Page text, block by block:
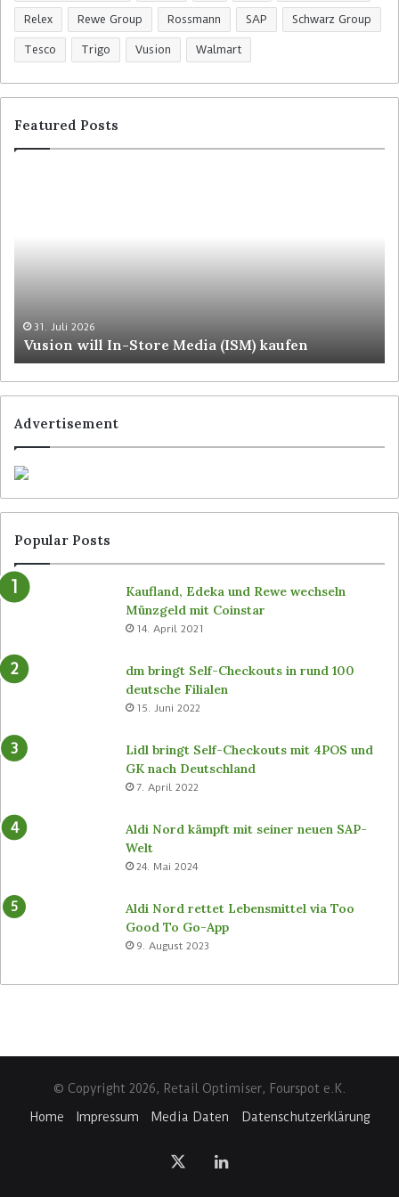
DieRetail Optimiser-Bildergaleriezeigt Lidls neue
Plattform-Strategie für den Self-Checkout in der
Filiale in Bietigheim-Bissingen. (Alle Bilder: Retail
Optimiser / Björn Weber)
Relex Rewe Group Rossmann SAP Schwarz Group
Tesco Trigo Vusion Walmart
Featured Posts
31. Juli 2026
Vusion will In-Store Media (ISM) kaufen
Advertisement
Popular Posts
Kaufland, Edeka und Rewe wechseln
Münzgeld mit Coinstar
14. April 2021
dm bringt Self-Checkouts in rund 100
deutsche Filialen
15. Juni 2022
Lidl bringt Self-Checkouts mit 4POS und
GK nach Deutschland
7. April 2022
Aldi Nord kämpft mit seiner neuen SAP-
Welt
24. Mai 2024
Aldi Nord rettet Lebensmittel via Too
Good To Go-App
9. August 2023
© Copyright 2026, Retail Optimiser, Fourspot e.K.
Home
Impressum Media Daten Datenschutzerklärung